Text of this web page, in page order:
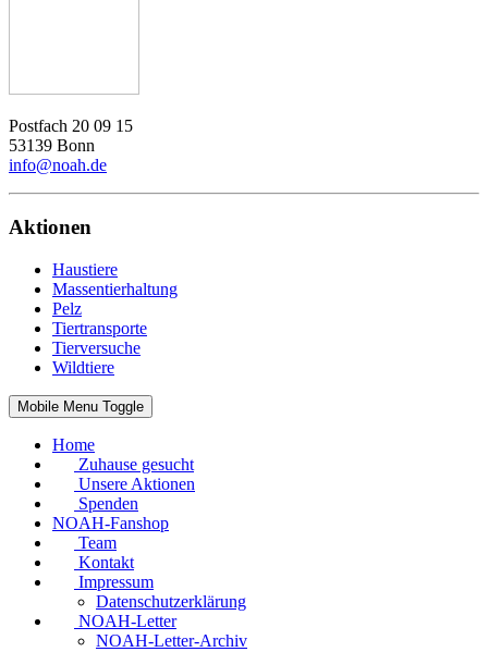
Postfach 20 09 15
53139 Bonn
info@noah.de
Aktionen
Haustiere
Massentierhaltung
Pelz
Tiertransporte
Tierversuche
Wildtiere
Mobile Menu Toggle
Home
Zuhause gesucht
Unsere Aktionen
Spenden
NOAH-Fanshop
Team
Kontakt
Impressum
Datenschutzerklärung
NOAH-Letter
NOAH-Letter-Archiv